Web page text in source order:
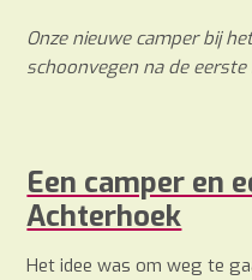
Onze nieuwe camper bij
schoonvegen na de eerste
Een camper en
Achterhoek
Het idee was om weg te